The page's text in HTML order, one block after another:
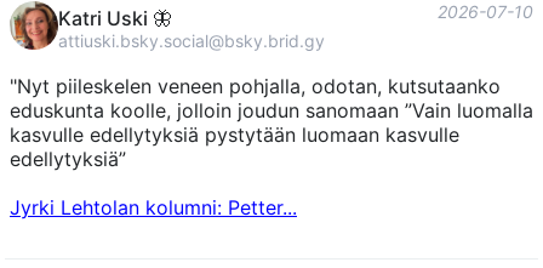
Katri Uski 🦋
attiuski.bsky.social@bsky.brid.gy
2026-07-10
"Nyt piileskelen veneen pohjalla, odotan, kutsutaanko
eduskunta koolle, jolloin joudun sanomaan ”Vain luomalla
kasvulle edellytyksiä pystytään luomaan kasvulle
edellytyksiä”
Jyrki Lehtolan kolumni: Petter...